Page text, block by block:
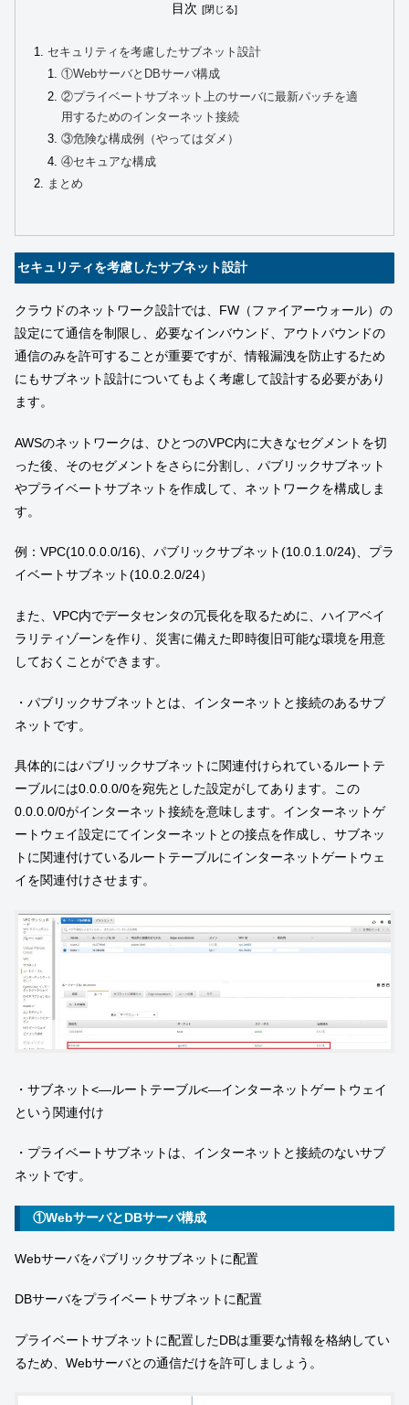
目次
セキュリティを考慮したサブネット設計
①WebサーバとDBサーバ構成
②プライベートサブネット上のサーバに最新パッチを適
用するためのインターネット接続
③危険な構成例（やってはダメ）
④セキュアな構成
まとめ
セキュリティを考慮したサブネット設計
クラウドのネットワーク設計では、FW（ファイアーウォール）の
設定にて通信を制限し、必要なインバウンド、アウトバウンドの
通信のみを許可することが重要ですが、情報漏洩を防止するため
にもサブネット設計についてもよく考慮して設計する必要があり
ます。
AWSのネットワークは、ひとつのVPC内に大きなセグメントを切
った後、そのセグメントをさらに分割し、パブリックサブネット
やプライベートサブネットを作成して、ネットワークを構成しま
す。
例：VPC(10.0.0.0/16)、パブリックサブネット(10.0.1.0/24)、プラ
イベートサブネット(10.0.2.0/24）
また、VPC内でデータセンタの冗長化を取るために、ハイアベイ
ラリティゾーンを作り、災害に備えた即時復旧可能な環境を用意
しておくことができます。
・パブリックサブネットとは、インターネットと接続のあるサブ
ネットです。
具体的にはパブリックサブネットに関連付けられているルートテ
ーブルには0.0.0.0/0を宛先とした設定がしてあります。この
0.0.0.0/0がインターネット接続を意味します。インターネットゲ
ートウェイ設定にてインターネットとの接点を作成し、サブネッ
トに関連付けているルートテーブルにインターネットゲートウェ
イを関連付けさせます。
・サブネット<—ルートテーブル<—インターネットゲートウェイ
という関連付け
・プライベートサブネットは、インターネットと接続のないサブ
ネットです。
①WebサーバとDBサーバ構成
Webサーバをパブリックサブネットに配置
DBサーバをプライベートサブネットに配置
プライベートサブネットに配置したDBは重要な情報を格納してい
るため、Webサーバとの通信だけを許可しましょう。